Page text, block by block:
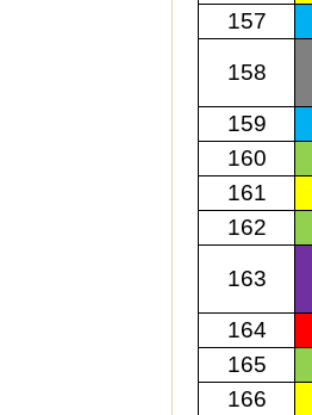
157
158
159
160
161
162
163
164
165
166